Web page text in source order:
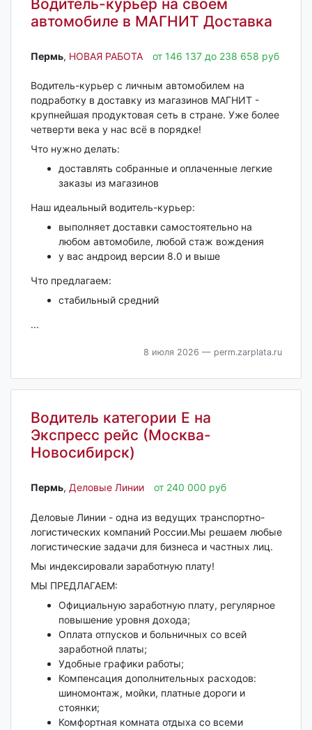
Водитель-курьер на своем
автомобиле в МАГНИТ Доставка
Пермь‎, НОВАЯ РАБОТА от 146 137 до 238 658 руб
Водитель-курьер с личным автомобилем на
подработку в доставку из магазинов МАГНИТ -
крупнейшая продуктовая сеть в стране. Ужe бoлeе
четвepти вeкa у нac всё в порядкe!
Что нужно делать:
доставлять собранные и оплаченные легкие
заказы из магазинов
Наш идеальный водитель-курьер:
выполняет доставки самостоятельно на
любом автомобиле, любой стаж вождения
у вас андроид версии 8.0 и выше
Что предлагаем:
стабильный средний
...
8 июля 2026 — perm.zarplata.ru
Водитель категории E на
Экспресс рейс (Москва-
Новосибирск)
Пермь‎, Деловые Линии от 240 000 руб
Деловые Линии - одна из ведущих транспортно-
логистических компаний России.Мы решаем любые
логистические задачи для бизнеса и частных лиц.
Мы индексировали заработную плату!
МЫ ПРЕДЛАГАЕМ:
Официальную заработную плату, регулярное
повышение уровня дохода;
Оплата отпусков и больничных со всей
заработной платы;
Удобные графики работы;
Компенсация дополнительных расходов:
шиномонтаж, мойки, платные дороги и
стоянки;
Комфортная комната отдыха со всеми